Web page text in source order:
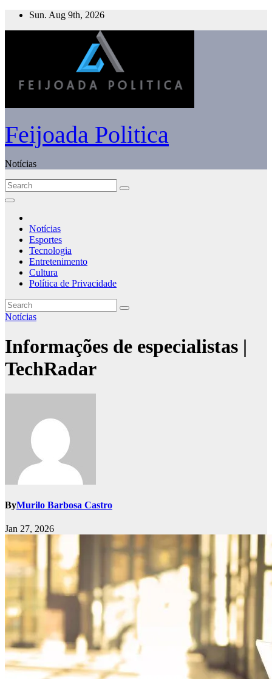
Skip
Sun. Aug 9th, 2026
Feijoada Politica
Notícias
Notícias
Esportes
Tecnologia
Entretenimento
Cultura
Política de Privacidade
Notícias
Informações de especialistas |
TechRadar
ByMurilo Barbosa Castro
Jan 27, 2026